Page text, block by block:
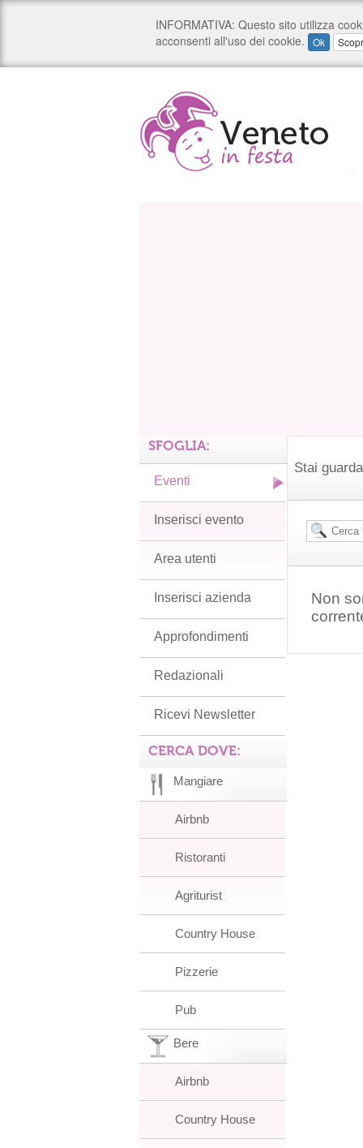
Stai
Non
SFOGLIA:
Eventi
Inserisci evento
Area utenti
Inserisci azienda
Approfondimenti
Redazionali
Ricevi Newsletter
CERCA DOVE:
Mangiare
Airbnb
Ristoranti
Agriturist
Country House
Pizzerie
Pub
Bere
Airbnb
Country House